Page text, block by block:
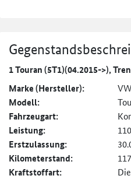
1 Touran (5T1)(04.2015->),
Marke (Hersteller):
VW
Modell:
Fahrzeugart:
Leistung:
Erstzulassung:
Kilometerstand:
Kraftstoffart: